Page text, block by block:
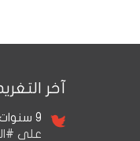
آخر
9 سنوات ago
على